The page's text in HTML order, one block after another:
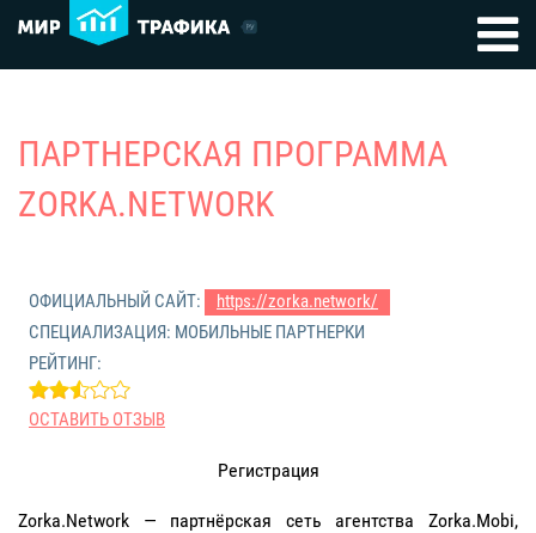
ПАРТНЕРСКАЯ ПРОГРАММА
ZORKA.NETWORK
ОФИЦИАЛЬНЫЙ САЙТ:
https://zorka.network/
СПЕЦИАЛИЗАЦИЯ: МОБИЛЬНЫЕ ПАРТНЕРКИ
РЕЙТИНГ:
ОСТАВИТЬ ОТЗЫВ
Регистрация
Zorka.Network — партнёрская сеть агентства Zorka.Mobi,